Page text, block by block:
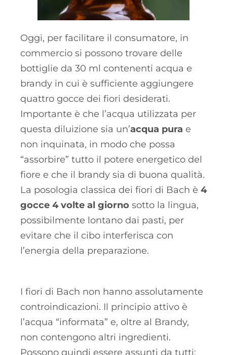
Oggi, per facilitare il consumatore, in
commercio si possono trovare delle
bottiglie da 30 ml contenenti acqua e
brandy in cui è sufficiente aggiungere
quattro gocce dei fiori desiderati.
Importante è che l’acqua utilizzata per
questa diluizione sia un’acqua pura e
non inquinata, in modo che possa
“assorbire” tutto il potere energetico del
fiore e che il brandy sia di buona qualità.
La posologia classica dei fiori di Bach è 4
gocce 4 volte al giorno sotto la lingua,
possibilmente lontano dai pasti, per
evitare che il cibo interferisca con
l’energia della preparazione.
I fiori di Bach non hanno assolutamente
controindicazioni. Il principio attivo è
l’acqua “informata” e, oltre al Brandy,
non contengono altri ingredienti.
Possono quindi essere assunti da tutti: